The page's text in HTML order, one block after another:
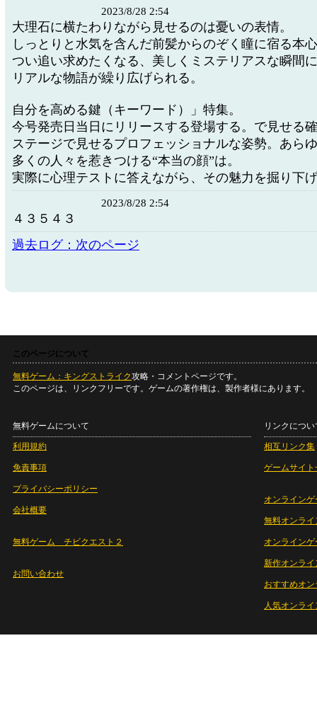
2023/8/28 2:54
大理石に横たわりながら見せるのは憂いの表情。
しっとりと水気を含んだ前髪からのぞく瞳に宿る本
つい追い求めたくなる、美しくミステリアスな瞬間
リアルな物語が繰り広げられる。
自分を高める鍵（キーワード）」特集。
今号発売日当日にリリースする登場する。で見せる
ステージで見せるプロフェッショナルな姿勢。あら
多くの人々を惹きつける“本当の顔”は。
実際に心理テストに答えながら、その魅力を掘り下
2023/8/28 2:54
４３５４３
過去ログ：次のページ
このページについて
無料ゲーム：キングストライク攻略・コメントページです。
このページは、リンクフリーです。ゲームの著作権は、製作者様にあります。
無料ゲームについて
利用規約
免責事項
プライバシーポリシー
会社概要
無料ゲーム チビクエスト２
お問い合わせ
リンクについ
相互リンク集
ゲームサイト
オンラインゲ
無料オンライ
オンライン
新作オンライ
おすすめオ
人気オンラ